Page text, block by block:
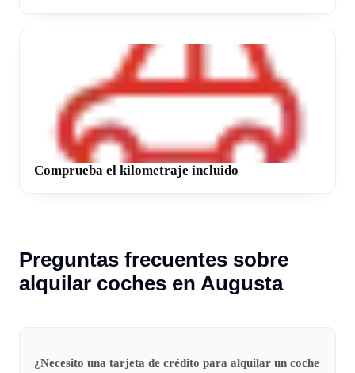
Comprueba el kilometraje incluido
Preguntas frecuentes sobre
alquilar coches en Augusta
¿Necesito una tarjeta de crédito para alquilar un coche